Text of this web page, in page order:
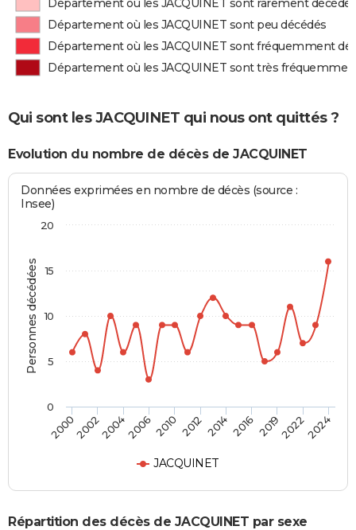
Département où les JACQUINET sont rarement
Département où les JACQUINET sont peu décédés
Département où les JACQUINET sont fréquemment
Département où les JACQUINET sont très
Qui sont les JACQUINET qui nous ont quittés ?
Evolution du nombre de décès de JACQUINET
Personnes décédées
Données exprimées en nombre de décès (source :
Insee)
JACQUINET
20002002200420062010 2012 2014 2016 201920222024
0
5
10
15
20
Répartition des décès de JACQUINET par sexe